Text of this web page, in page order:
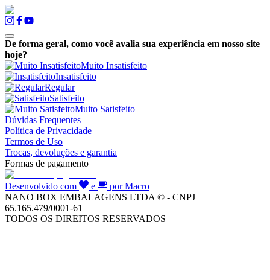
De forma geral, como você avalia sua experiência em nosso site
hoje?
Muito Insatisfeito
Insatisfeito
Regular
Satisfeito
Muito Satisfeito
Dúvidas Frequentes
Política de Privacidade
Termos de Uso
Trocas, devoluções e garantia
Formas de pagamento
Desenvolvido com e
por Macro
NANO BOX EMBALAGENS LTDA © - CNPJ
65.165.479/0001-61
TODOS OS DIREITOS RESERVADOS